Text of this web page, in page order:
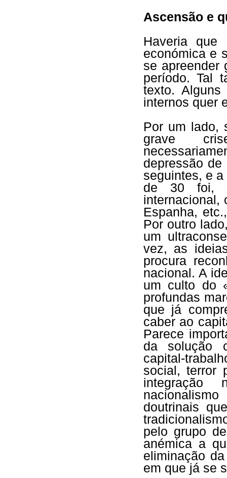
Ascensão e
Haveria
económica e
se apreender
período. Tal
texto.
internos quer
Por um lado,
grave
depressão
seguintes, e
de 30 foi,
internacional,
Espanha,
Por outro
um
vez, as
procura
nacional. A
um culto do
profundas
que já
caber ao
Parece
da solução
capital-
social, terror
integração
doutrinais
pelo grupo
anémica a
eliminação
em que já se